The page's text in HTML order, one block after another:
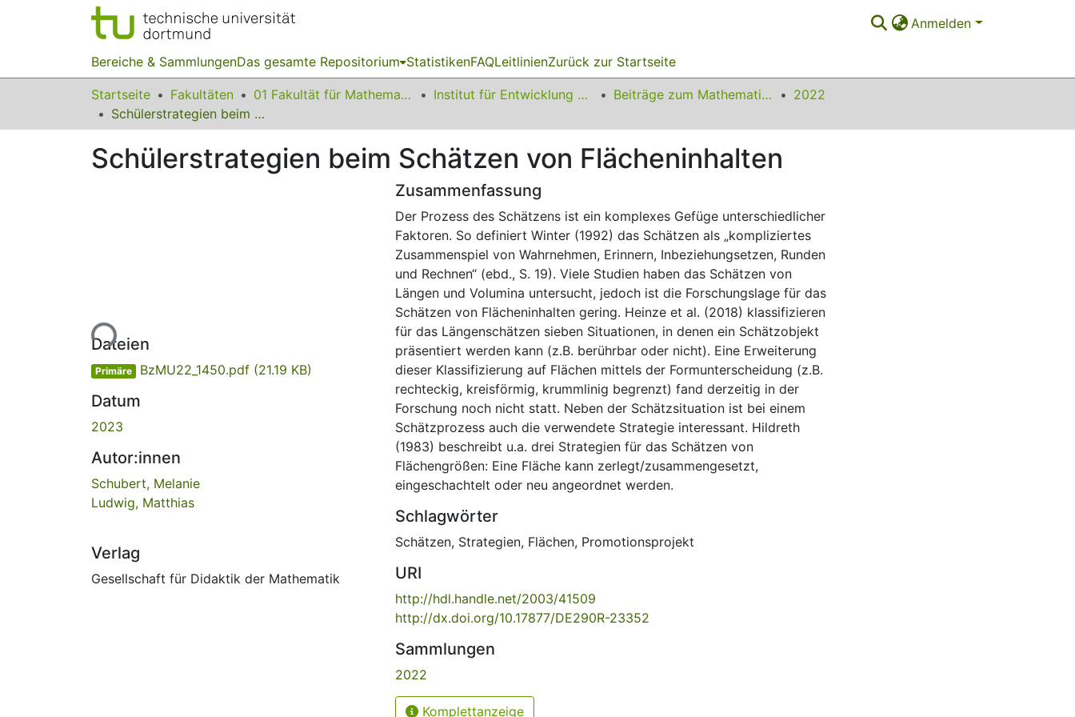
Anmelden
Bereiche & SammlungenDas gesamte Repositorium StatistikenFAQLeitlinienZurück zur Startseite
Startseite Fakultäten 01 Fakultät für Mathematik Institut für Entwicklung und Erforschung des Mathematikunterrichts Beiträge zum Mathematikunterricht
2022
Schülerstrategien beim Schätzen von Flächeninhalten
Schülerstrategien beim Schätzen von Flächeninhalten
Lade...
Dateien
Primäre BzMU22_1450.pdf (21.19 KB)
Datum
2023
Autor:innen
Schubert, Melanie
Ludwig, Matthias
Verlag
Gesellschaft für Didaktik der Mathematik
Zusammenfassung
Der Prozess des Schätzens ist ein komplexes Gefüge unterschiedlicher
Faktoren. So definiert Winter (1992) das Schätzen als „kompliziertes
Zusammenspiel von Wahrnehmen, Erinnern, Inbeziehungsetzen, Runden
und Rechnen“ (ebd., S. 19). Viele Studien haben das Schätzen von
Längen und Volumina untersucht, jedoch ist die Forschungslage für das
Schätzen von Flächeninhalten gering. Heinze et al. (2018) klassifizieren
für das Längenschätzen sieben Situationen, in denen ein Schätzobjekt
präsentiert werden kann (z.B. berührbar oder nicht). Eine Erweiterung
dieser Klassifizierung auf Flächen mittels der Formunterscheidung (z.B.
rechteckig, kreisförmig, krummlinig begrenzt) fand derzeitig in der
Forschung noch nicht statt. Neben der Schätzsituation ist bei einem
Schätzprozess auch die verwendete Strategie interessant. Hildreth
(1983) beschreibt u.a. drei Strategien für das Schätzen von
Flächengrößen: Eine Fläche kann zerlegt/zusammengesetzt,
eingeschachtelt oder neu angeordnet werden.
Schlagwörter
Schätzen, Strategien, Flächen, Promotionsprojekt
URI
http://hdl.handle.net/2003/41509
http://dx.doi.org/10.17877/DE290R-23352
Sammlungen
2022
Komplettanzeige